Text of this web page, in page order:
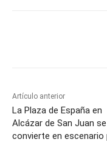
Artículo anterior
La Plaza de España en
Alcázar de San Juan se
convierte en escenario